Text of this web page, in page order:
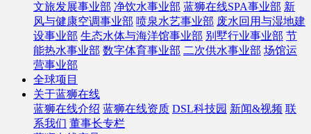
文旅发展事业部 净饮水事业部 蓝狮在线SPA事业部 新
风与健康空调事业部 喷泉水艺事业部 废水回用与湿地建
设事业部 生态水体与海洋馆事业部 别墅行业事业部 节
能热水事业部 数字体育事业部 二次供水事业部 场馆运
营事业部
全球项目
关于蓝狮在线
蓝狮在线介绍 蓝狮在线资质 DSL科技园 新闻&视频 联
系我们 董事长专栏